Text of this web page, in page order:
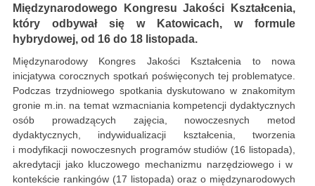
Międzynarodowego Kongresu Jakości Kształcenia,
który odbywał się w Katowicach, w formule
hybrydowej, od 16 do 18 listopada.
Międzynarodowy Kongres Jakości Kształcenia to nowa
inicjatywa corocznych spotkań poświęconych tej problematyce.
Podczas trzydniowego spotkania dyskutowano w znakomitym
gronie m.in. na temat wzmacniania kompetencji dydaktycznych
osób prowadzących zajęcia, nowoczesnych metod
dydaktycznych, indywidualizacji kształcenia, tworzenia
i modyfikacji nowoczesnych programów studiów (16 listopada),
akredytacji jako kluczowego mechanizmu narzędziowego i w
kontekście rankingów (17 listopada) oraz o międzynarodowych